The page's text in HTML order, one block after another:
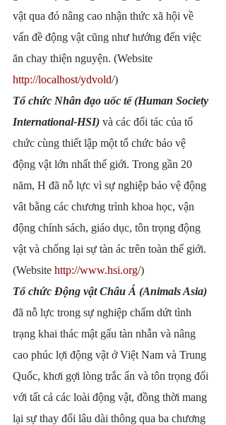
vật qua đó nâng cao nhận thức xã hội về
vấn đề động vật cũng như hướng đến việc
ăn chay thiện nguyện. (Website
http://localhost/ydvold/)
Tổ chức Nhân đạo uốc tế (Human Society
International-HSI) và các đối tác của tổ
chức cùng thiết lập một tổ chức bảo vệ
động vật lớn nhất thế giới. Trong gần 20
năm, H đã nỗ lực vì sự nghiệp bảo vệ động
vât bằng các chương trình khoa học, vận
động chính sách, giáo dục, tôn trọng động
vật và chống lại sự tàn ác trên toàn thế giới.
(Website http://www.hsi.org/)
Tổ chức Động vật Châu Á (Animals Asia)
đã nỗ lực trong sự nghiệp chấm dứt tình
trạng khai thác mật gấu tàn nhẫn và nâng
cao phúc lợi động vật ở Việt Nam và Trung
Quốc, khơi gợi lòng trắc ẩn và tôn trọng đối
với tất cả các loài động vật, đồng thời mang
lại sự thay đổi lâu dài thông qua ba chương